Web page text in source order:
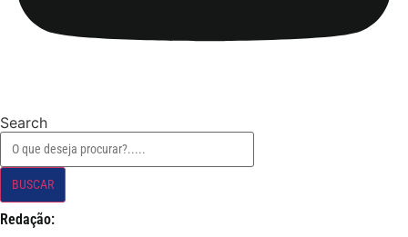
Search
BUSCAR
Redação: